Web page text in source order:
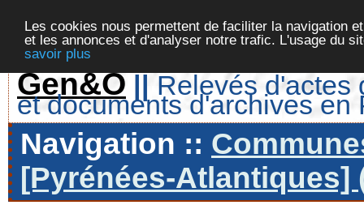
Les cookies nous permettent de faciliter la navigation
et les annonces et d'analyser notre trafic. L'usage du
savoir plus
Gen&O || Relevés d'actes
et documents d'archives en
Navigation ::
[Pyrénées-Atlantiques]